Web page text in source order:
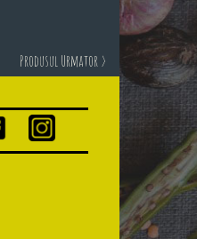
Produsul Urmator >